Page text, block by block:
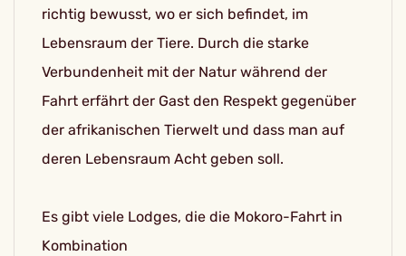
richtig bewusst, wo er sich befindet, im
Lebensraum der Tiere. Durch die starke
Verbundenheit mit der Natur während der
Fahrt erfährt der Gast den Respekt gegenüber
der afrikanischen Tierwelt und dass man auf
deren Lebensraum Acht geben soll.
Es gibt viele Lodges, die die Mokoro-Fahrt in
Kombination